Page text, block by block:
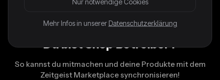
Du bist Shop Betreiber?
So kannst du mitmachen und deine Produkte mit dem
Zeitgeist Marketplace synchronisieren!
Mehr Infos in unserer Datenschutzerklärung